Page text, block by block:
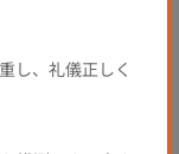
し、礼儀正しく